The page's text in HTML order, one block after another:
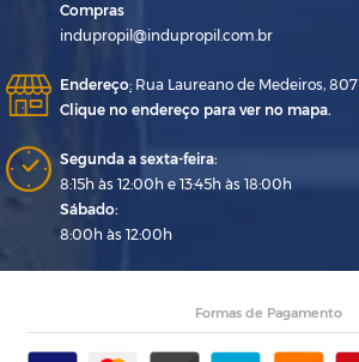
Compras
indupropil@indupropil.com.br
Endereço: Rua Laureano de Medeiros,
Clique no endereço para ver no mapa.
Segunda a sexta-feira:
8:15h às 12:00h e 13:45h às 18:00h
Sábado:
8:00h às 12:00h
Formas de Pagamento